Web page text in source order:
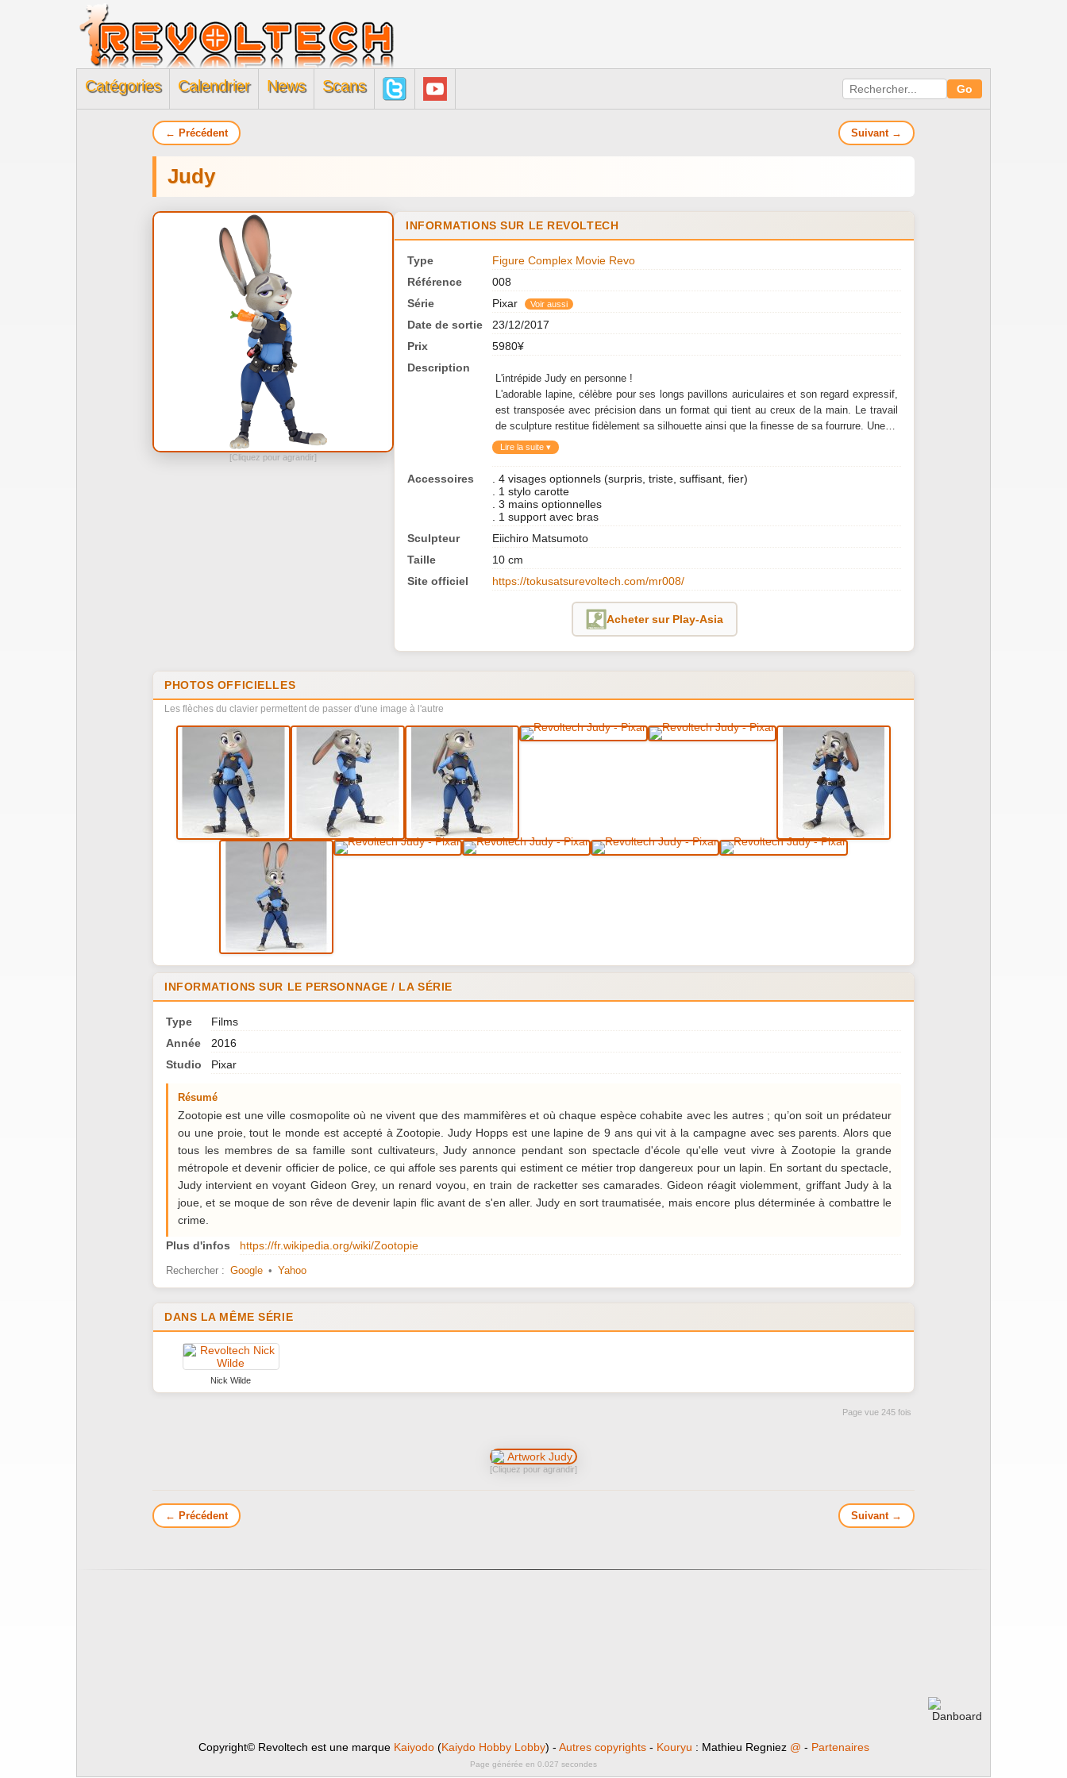
Catégories Calendrier News Scans
← Précédent Suivant →
Judy
[Cliquez pour agrandir]
INFORMATIONS SUR LE REVOLTECH
Type
Figure Complex Movie Revo
Référence
008
Série
Pixar Voir aussi
Date de sortie
23/12/2017
Prix
5980¥
Description
L'intrépide Judy en personne !
L'adorable lapine, célèbre pour ses longs pavillons auriculaires et son regard expressif,
est transposée avec précision dans un format qui tient au creux de la main. Le travail
de sculpture restitue fidèlement sa silhouette ainsi que la finesse de sa fourrure. Une…
Lire la suite ▾
Accessoires
. 4 visages optionnels (surpris, triste, suffisant, fier)
. 1 stylo carotte
. 3 mains optionnelles
. 1 support avec bras
Sculpteur
Eiichiro Matsumoto
Taille
10 cm
Site officiel
https://tokusatsurevoltech.com/mr008/
Acheter sur Play-Asia
PHOTOS OFFICIELLES
Les flèches du clavier permettent de passer d'une image à l'autre
INFORMATIONS SUR LE PERSONNAGE / LA SÉRIE
Type
Films
Année
2016
Studio
Pixar
Résumé
Zootopie est une ville cosmopolite où ne vivent que des mammifères et où chaque espèce cohabite avec les autres ; qu’on soit un prédateur
ou une proie, tout le monde est accepté à Zootopie. Judy Hopps est une lapine de 9 ans qui vit à la campagne avec ses parents. Alors que
tous les membres de sa famille sont cultivateurs, Judy annonce pendant son spectacle d'école qu'elle veut vivre à Zootopie la grande
métropole et devenir officier de police, ce qui affole ses parents qui estiment ce métier trop dangereux pour un lapin. En sortant du spectacle,
Judy intervient en voyant Gideon Grey, un renard voyou, en train de racketter ses camarades. Gideon réagit violemment, griffant Judy à la
joue, et se moque de son rêve de devenir lapin flic avant de s'en aller. Judy en sort traumatisée, mais encore plus déterminée à combattre le
crime.
Plus d'infos
https://fr.wikipedia.org/wiki/Zootopie
Rechercher : Google • Yahoo
DANS LA MÊME SÉRIE
Nick Wilde
Page vue 245 fois
[Cliquez pour agrandir]
← Précédent Suivant →
Copyright© Revoltech est une marque Kaiyodo(Kaiydo Hobby Lobby) - Autres copyrights- Kouryu : Mathieu Regniez @ - Partenaires
Page générée en 0.027 secondes